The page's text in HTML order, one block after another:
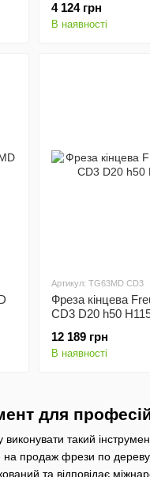
для
такий
продаж фрези по дереву
та відповідає
4 124 грн
В наявності
Артикул: TG63MD CD3
Фреза кінцева
CD3 D20 h50
12 189 грн
В наявності